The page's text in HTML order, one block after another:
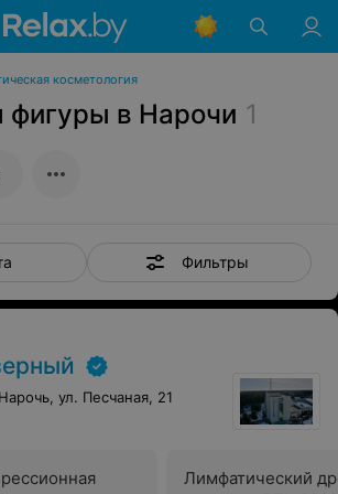
косметология
фигуры в Нарочи 1
Фильтры
ул. Песчаная, 21
Лимфатический